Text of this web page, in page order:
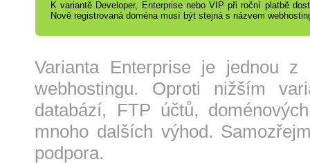
K variantě Developer, Enterprise nebo VIP při roční platbě
Nově registrovaná doména musí být stejná s názvem
Varianta Enterprise je jednou z
webhostingu. Oproti nižším
databází, FTP účtů,
mnoho dalších výhod.
podpora.